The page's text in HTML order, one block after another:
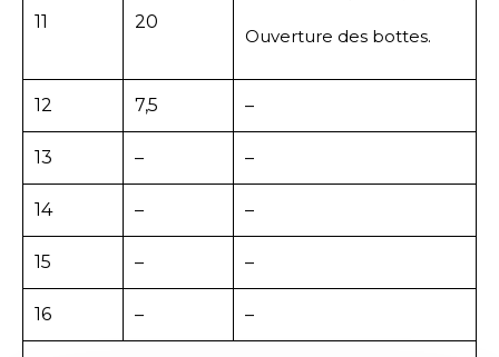
11 20
Ouverture des bottes.
12 7,5 –
13 – –
14 – –
15 – –
16 – –